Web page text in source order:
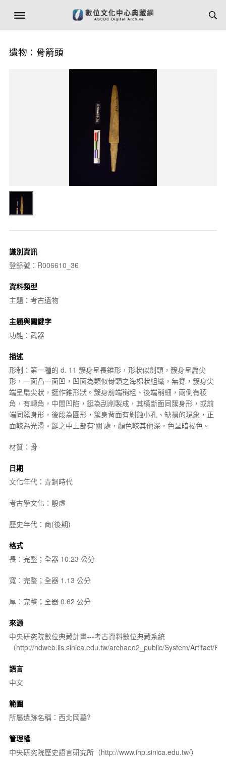
遺物：骨箭頭
識別資訊
登錄號：R006610_36
資料類型
主題：考古遺物
主題與關鍵字
功能：武器
描述
形制：第一種的 d. 11 簇身呈長錐形，形狀似劍頭，簇身呈扁尖
形，一面凸一面凹，凹面為類似骨頭之海棉狀組織，無脊，簇身尖
端呈扁尖狀，鋌作錐形狀。簇身前端稍粗、後端稍細，兩側有稜
角，有轉角，中間凹陷，鋌為刮削製成，其橫斷面同簇身形，或前
端同簇身形，後段為圓形，簇身背面有剝蝕小孔、缺損的現象，正
面較為光滑。鋌之中上部有‘關’處，顏色較其他深，色呈暗褐色。
材質：骨
日期
文化年代：青銅時代
考古學文化：殷虛
歷史年代：商(後期)
格式
長：完整；全器 10.23 公分
寬：完整；全器 1.13 公分
厚：完整；全器 0.62 公分
來源
中央研究院數位典藏計畫---考古資料數位典藏系統
（http://ndweb.iis.sinica.edu.tw/archaeo2_public/System/Artifact/
語言
中文
範圍
所屬遺跡名稱：西北岡墓?
管理權
中央研究院歷史語言研究所（http://www.ihp.sinica.edu.tw/）